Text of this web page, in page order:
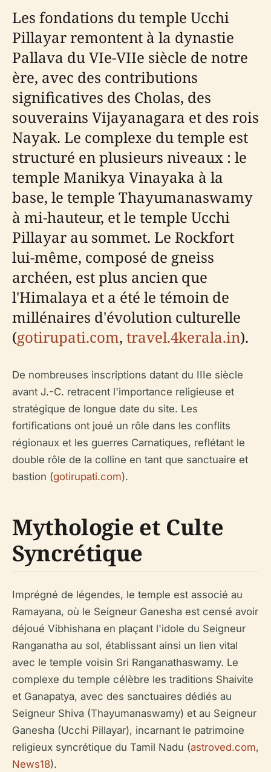
Les fondations du temple Ucchi
Pillayar remontent à la dynastie
Pallava du VIe-VIIe siècle de notre
ère, avec des contributions
significatives des Cholas, des
souverains Vijayanagara et des rois
Nayak. Le complexe du temple est
structuré en plusieurs niveaux : le
temple Manikya Vinayaka à la
base, le temple Thayumanaswamy
à mi-hauteur, et le temple Ucchi
Pillayar au sommet. Le Rockfort
lui-même, composé de gneiss
archéen, est plus ancien que
l'Himalaya et a été le témoin de
millénaires d'évolution culturelle
(gotirupati.com, travel.4kerala.in).
De nombreuses inscriptions datant du IIIe siècle
avant J.-C. retracent l'importance religieuse et
stratégique de longue date du site. Les
fortifications ont joué un rôle dans les conflits
régionaux et les guerres Carnatiques, reflétant le
double rôle de la colline en tant que sanctuaire et
bastion (gotirupati.com).
Mythologie et Culte
Syncrétique
Imprégné de légendes, le temple est associé au
Ramayana, où le Seigneur Ganesha est censé avoir
déjoué Vibhishana en plaçant l'idole du Seigneur
Ranganatha au sol, établissant ainsi un lien vital
avec le temple voisin Sri Ranganathaswamy. Le
complexe du temple célèbre les traditions Shaivite
et Ganapatya, avec des sanctuaires dédiés au
Seigneur Shiva (Thayumanaswamy) et au Seigneur
Ganesha (Ucchi Pillayar), incarnant le patrimoine
religieux syncrétique du Tamil Nadu (astroved.com,
News18).